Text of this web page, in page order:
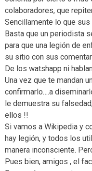
colaboradores, que
Sencillamente lo que
Basta que un periodista
para que una legión de
su sitio con sus
De los watshapp ni
Una vez que te mandan
confirmarlo….a
le demuestra su
ellos !!
Si vamos a Wikipedia y
hay legión, y todos los
manera inconsciente.
Pues bien, amigos , el